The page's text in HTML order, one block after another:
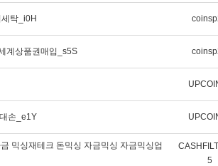
탁_i0H
계상품권매입_s5S
손_e1Y
믹싱재테크 돈믹싱 자금믹싱 자금믹싱업
5